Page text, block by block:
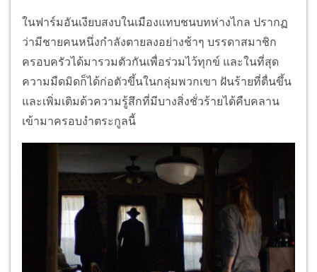
ในฟาร์มอันเงียบสงบในเมืองแทบชนบทห่างไกล ปรากฏ
ว่ามีชายคนหนึ่งกำลังตายลงอย่างช้าๆ บรรดาสมาชิก
ครอบครัวได้มารวมตัวกันเพื่อร่วมไว้ทุกข์ และในที่สุด
ความมืดมิดก็ได้ก่อตัวขึ้นในกลุ่มพวกเขา ฝันร้ายที่ตื่นขึ้น
และเพิ่มเติมด้วความรู้สึกที่มีบางสิ่งชั่วร้ายได้คืบคลาน
เข้ามาครอบงำตระกูลนี้